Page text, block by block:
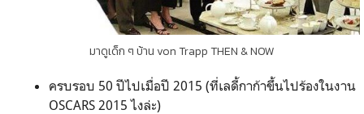
มาดูเด็ก ๆ บ้าน von Trapp THEN & NOW
ครบรอบ 50 ปีไปเมื่อปี 2015 (ที่เลดี้กาก้าขึ้นไปร้องในงาน
OSCARS 2015 ไงล่ะ)